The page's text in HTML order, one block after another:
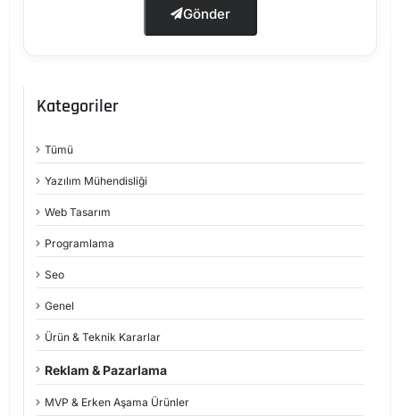
Gönder
Kategoriler
Tümü
Yazılım Mühendisliği
Web Tasarım
Programlama
Seo
Genel
Ürün & Teknik Kararlar
Reklam & Pazarlama
MVP & Erken Aşama Ürünler